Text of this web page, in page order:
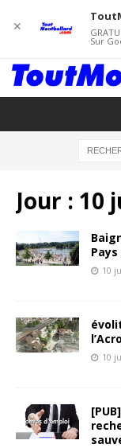
Jour : 10
10
10
✕
Sur